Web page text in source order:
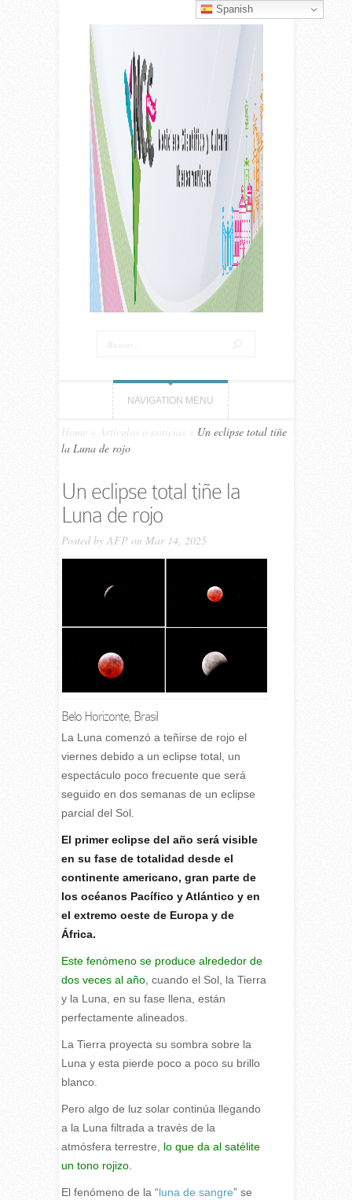
NAVIGATION MENU
Home Artículos o noticias
Un eclipse total tiñe
la Luna de rojo
Un eclipse total tiñe la
Luna de rojo
Posted by AFPon Mar 14, 2025
Belo Horizonte, Brasil
L a Luna comenzó a teñirse de rojo el
viernes debido a un eclipse total, un
espectáculo poco frecuente que será
seguido en dos semanas de un eclipse
parcial del Sol.
El primer eclipse del año será visible
en su fase de totalidad desde el
continente americano, gran parte de
los océanos Pacífico y Atlántico y en
el extremo oeste de Europa y de
África.
Este fenómeno se produce alrededor de
dos veces al año, cuando el Sol, la Tierra
y la Luna, en su fase llena, están
perfectamente alineados.
La Tierra proyecta su sombra sobre la
Luna y esta pierde poco a poco su brillo
blanco.
Pero algo de luz solar continúa llegando
a la Luna filtrada a través de la
atmósfera terrestre,
lo que da al satélite
un tono rojizo.
El fenómeno de la “luna de sangre” se
Spanish